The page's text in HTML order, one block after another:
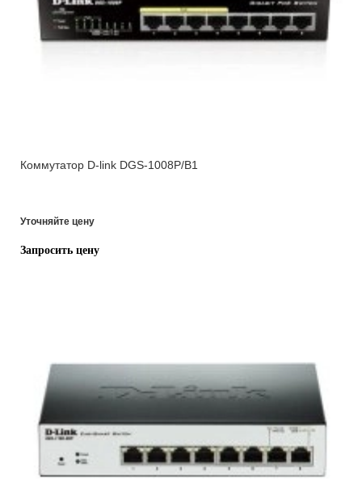
Коммутатор D-link DGS-1008P/B1
Уточняйте цену
Запросить цену